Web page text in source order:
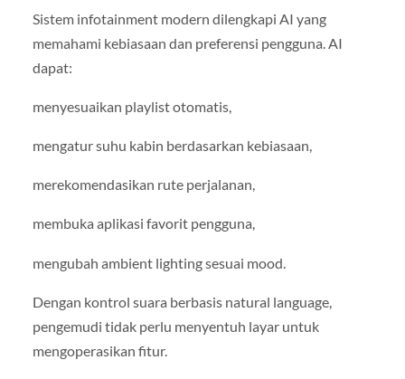
Sistem infotainment modern dilengkapi AI yang
memahami kebiasaan dan preferensi pengguna. AI
dapat:
menyesuaikan playlist otomatis,
mengatur suhu kabin berdasarkan kebiasaan,
merekomendasikan rute perjalanan,
membuka aplikasi favorit pengguna,
mengubah ambient lighting sesuai mood.
Dengan kontrol suara berbasis natural language,
pengemudi tidak perlu menyentuh layar untuk
mengoperasikan fitur.